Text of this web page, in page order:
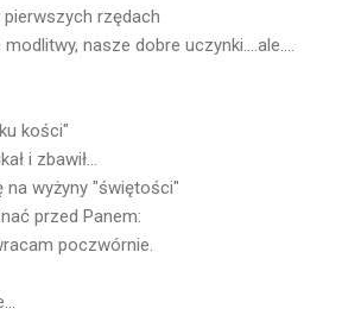
rzędach
nasze dobre uczynki....ale....
kości"
i zbawił...
na wyżyny "świętości"
przed Panem:
poczwórnie.